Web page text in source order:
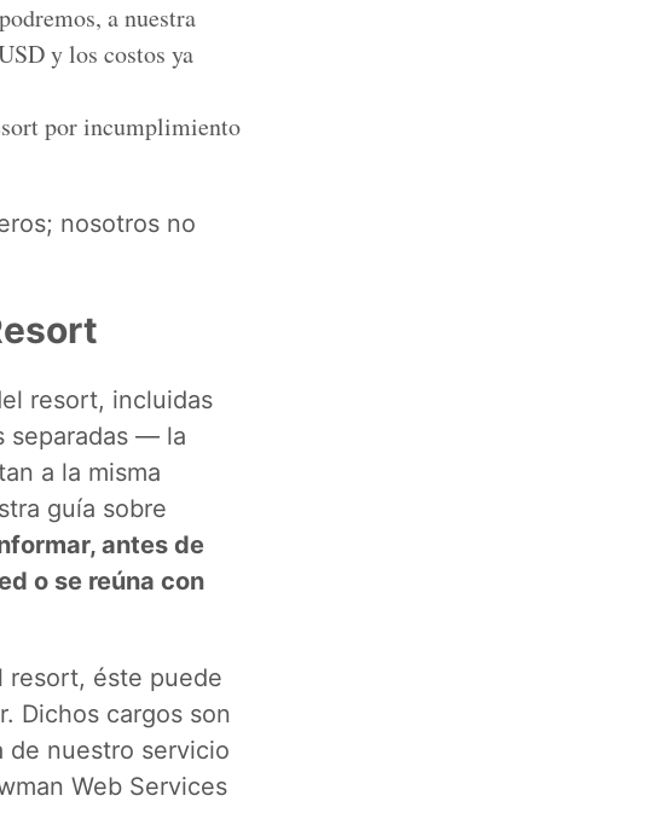
a nuestra
y los costos ya
por incumplimiento
nosotros no
resort, incluidas
separadas — la
a la misma
guía sobre
antes de
o se reúna con
resort, éste puede
Dichos cargos son
nuestro servicio
Web Services